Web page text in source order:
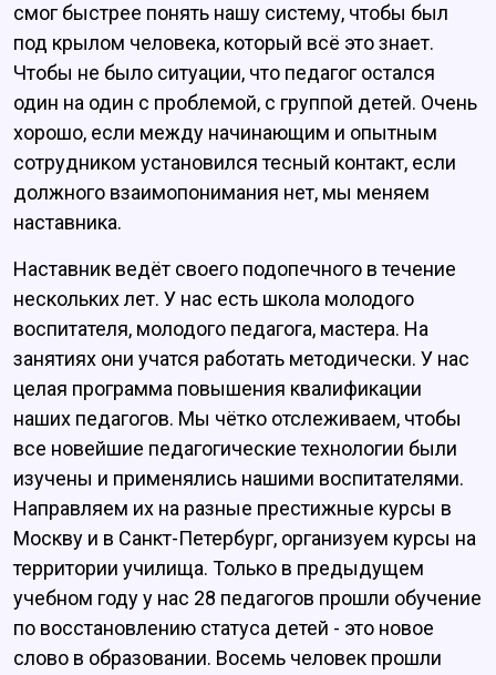
смог быстрее понять нашу систему, чтобы был
под крылом человека, который всё это знает.
Чтобы не было ситуации, что педагог остался
один на один с проблемой, с группой детей. Очень
хорошо, если между начинающим и опытным
сотрудником установился тесный контакт, если
должного взаимопонимания нет, мы меняем
наставника.
Наставник ведёт своего подопечного в течение
нескольких лет. У нас есть школа молодого
воспитателя, молодого педагога, мастера. На
занятиях они учатся работать методически. У нас
целая программа повышения квалификации
наших педагогов. Мы чётко отслеживаем, чтобы
все новейшие педагогические технологии были
изучены и применялись нашими воспитателями.
Направляем их на разные престижные курсы в
Москву и в Санкт-Петербург, организуем курсы на
территории училища. Только в предыдущем
учебном году у нас 28 педагогов прошли обучение
по восстановлению статуса детей - это новое
слово в образовании. Восемь человек прошли